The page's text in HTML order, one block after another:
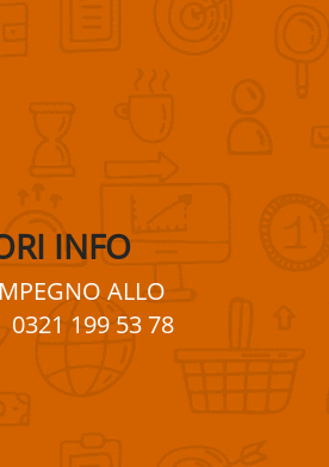
INFO
ALLO
199 53 78